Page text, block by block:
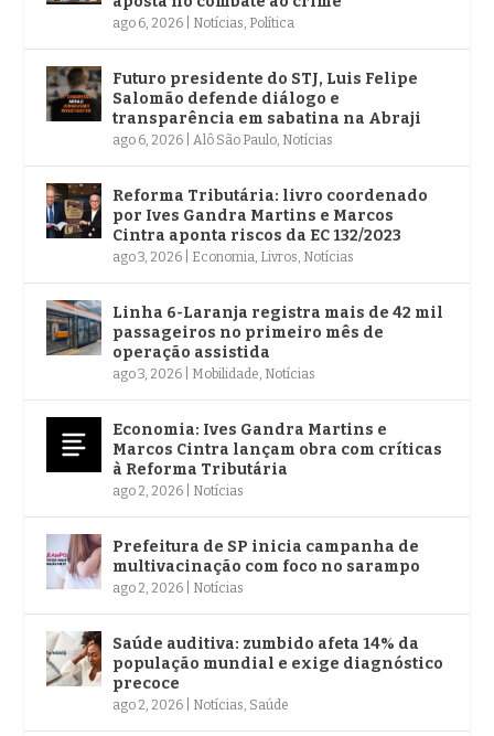
ago 6, 2026 Notícias Política
Futuro presidente do STJ, Luis Felipe
Salomão defende diálogo e
transparência em sabatina na Abraji
ago 6, 2026 Alô São Paulo Notícias
Reforma Tributária: livro coordenado
por Ives Gandra Martins e Marcos
Cintra aponta riscos da EC 132/2023
ago 3, 2026 Economia Livros Notícias
Linha 6-Laranja registra mais de 42 mil
passageiros no primeiro mês de
operação assistida
ago 3, 2026 Mobilidade Notícias
Economia: Ives Gandra Martins e
Marcos Cintra lançam obra com críticas
à Reforma Tributária
ago 2, 2026 Notícias
Prefeitura de SP inicia campanha de
multivacinação com foco no sarampo
ago 2, 2026 Notícias
Saúde auditiva: zumbido afeta 14% da
população mundial e exige diagnóstico
precoce
ago 2, 2026 Notícias Saúde